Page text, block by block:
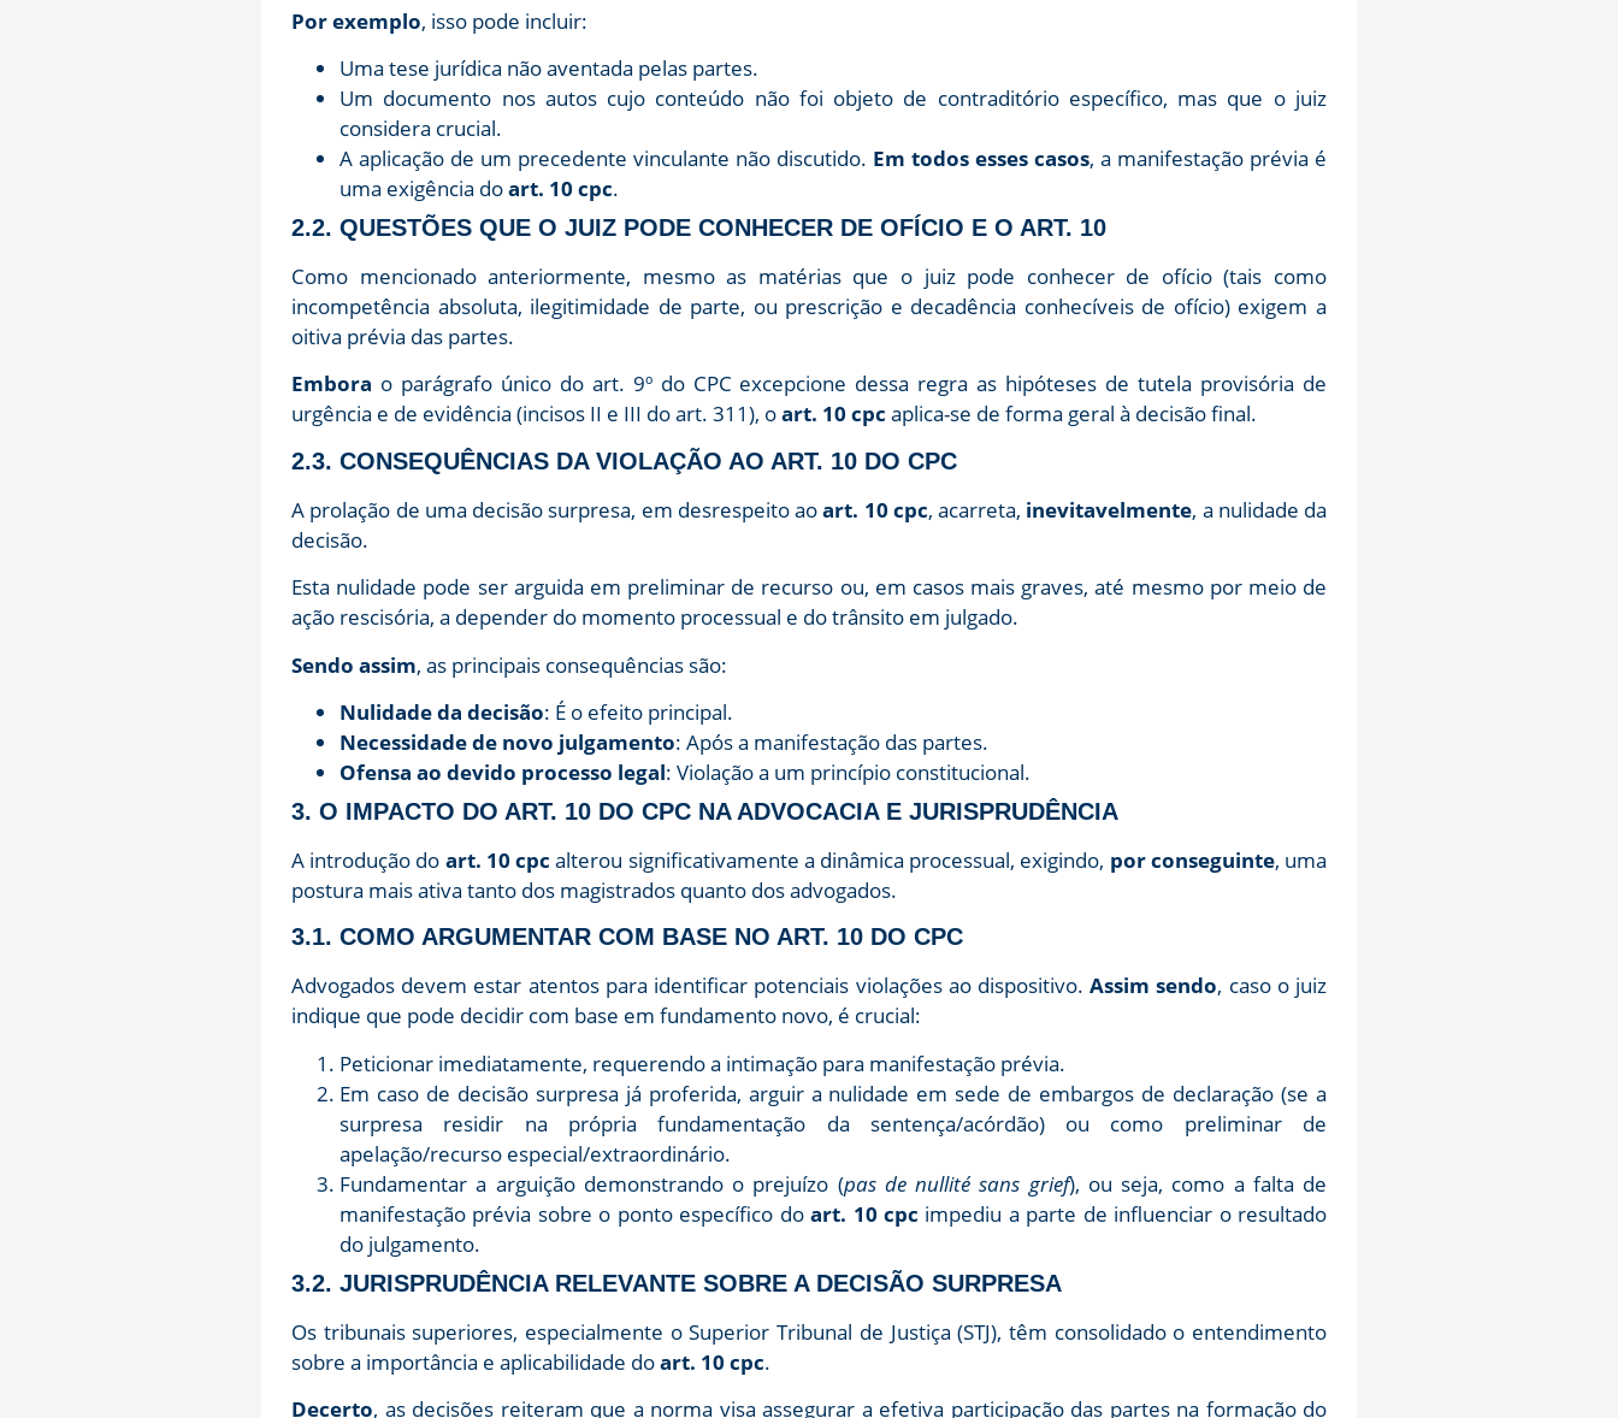
Por exemplo, isso pode incluir:
Uma tese jurídica não aventada pelas partes.
Um documento nos autos cujo conteúdo não foi objeto de contraditório específico, mas que o juiz
considera crucial.
A aplicação de um precedente vinculante não discutido. Em todos esses casos, a manifestação prévia é
uma exigência doart. 10 cpc.
2.2. QUESTÕES QUE O JUIZ PODE CONHECER DE OFÍCIO E O ART. 10
Como mencionado anteriormente, mesmo as matérias que o juiz pode conhecer de ofício (tais como
incompetência absoluta, ilegitimidade de parte, ou prescrição e decadência conhecíveis de ofício) exigem a
oitiva prévia das partes.
Embora o parágrafo único do art. 9º do CPC excepcione dessa regra as hipóteses de tutela provisória de
urgência e de evidência (incisos II e III do art. 311), oart. 10 cpc aplica-se de forma geral à decisão final.
2.3. CONSEQUÊNCIAS DA VIOLAÇÃO AO ART. 10 DO CPC
A prolação de uma decisão surpresa, em desrespeito aoart. 10 cpc, acarreta, inevitavelmente, a nulidade da
decisão.
Esta nulidade pode ser arguida em preliminar de recurso ou, em casos mais graves, até mesmo por meio de
ação rescisória, a depender do momento processual e do trânsito em julgado.
Sendo assim, as principais consequências são:
Nulidade da decisão: É o efeito principal.
Necessidade de novo julgamento: Após a manifestação das partes.
Ofensa ao devido processo legal: Violação a um princípio constitucional.
3. O IMPACTO DO ART. 10 DO CPC NA ADVOCACIA E JURISPRUDÊNCIA
A introdução do art. 10 cpc alterou significativamente a dinâmica processual, exigindo, por conseguinte, uma
postura mais ativa tanto dos magistrados quanto dos advogados.
3.1. COMO ARGUMENTAR COM BASE NO ART. 10 DO CPC
Advogados devem estar atentos para identificar potenciais violações ao dispositivo.Assim sendo, caso o juiz
indique que pode decidir com base em fundamento novo, é crucial:
Peticionar imediatamente, requerendo a intimação para manifestação prévia.
Em caso de decisão surpresa já proferida, arguir a nulidade em sede de embargos de declaração (se a
surpresa residir na própria fundamentação da sentença/acórdão) ou como preliminar de
apelação/recurso especial/extraordinário.
Fundamentar a arguição demonstrando o prejuízo (pas de nullité sans grief), ou seja, como a falta de
manifestação prévia sobre o ponto específico doart. 10 cpc impediu a parte de influenciar o resultado
do julgamento.
3.2. JURISPRUDÊNCIA RELEVANTE SOBRE A DECISÃO SURPRESA
Os tribunais superiores, especialmente o Superior Tribunal de Justiça (STJ), têm consolidado o entendimento
sobre a importância e aplicabilidade doart. 10 cpc.
Decerto, as decisões reiteram que a norma visa assegurar a efetiva participação das partes na formação do